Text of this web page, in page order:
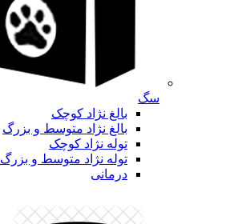
سگ
بالغ نژاد کوچک
بالغ نژاد متوسط و بزرگ
توله نژاد کوچک
توله نژاد متوسط و بزرگ
درمانی